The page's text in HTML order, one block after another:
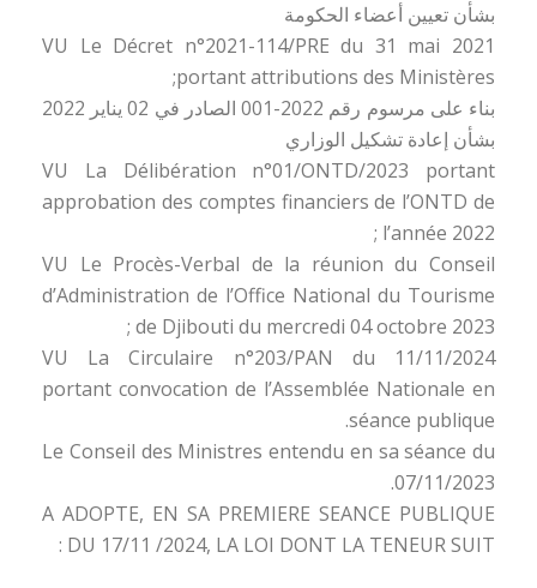
بشأن تعيين أعضاء الحكومة
VU Le Décret n°2021-114/PRE du 31 mai 2021
portant attributions des Ministères;
بناء على مرسوم رقم 2022-001 الصادر في 02 يناير 2022
بشأن إعادة تشكيل الوزاري
VU La Délibération n°01/ONTD/2023 portant
approbation des comptes financiers de l’ONTD de
l’année 2022 ;
VU Le Procès-Verbal de la réunion du Conseil
d’Administration de l’Office National du Tourisme
de Djibouti du mercredi 04 octobre 2023 ;
VU La Circulaire n°203/PAN du 11/11/2024
portant convocation de l’Assemblée Nationale en
séance publique.
Le Conseil des Ministres entendu en sa séance du
07/11/2023.
A ADOPTE, EN SA PREMIERE SEANCE PUBLIQUE
DU 17/11 /2024, LA LOI DONT LA TENEUR SUIT :